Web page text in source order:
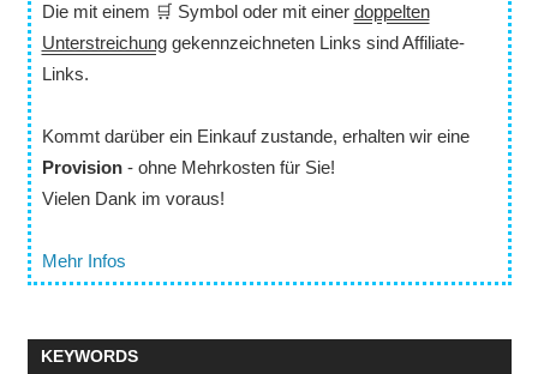
Die mit einem 🛒 Symbol oder mit einer doppelten
Unterstreichunggekennzeichneten Links sind Affiliate-
Links.
Kommt darüber ein Einkauf zustande, erhalten wir eine
Provision- ohne Mehrkosten für Sie!
Vielen Dank im voraus!
Mehr Infos
KEYWORDS